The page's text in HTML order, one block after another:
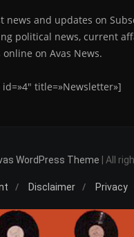
news and updates on
political news, current
on Avas News.
title=»Newsletter»]
WordPress Theme | All
Disclaimer Privacy